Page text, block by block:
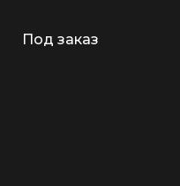
Под заказ